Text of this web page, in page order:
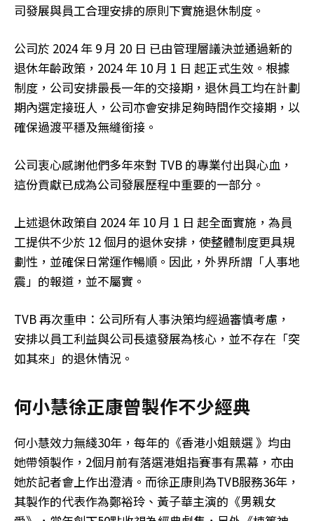
司發展與員工合理安排的原則下實施退休制度。
公司於 2024 年 9 月 20 日 已由管理層議決並通過新的
退休年齡政策，2024 年 10 月 1 日 起正式生效。根據
制度，公司安排最長一年的交接期，退休員工均在計劃
期內選定接班人，公司亦會安排足夠時間作交接期，以
確保過渡平穩及無縫銜接。
公司衷心感謝他們多年來對 TVB 的專業付出與心血，
這份貢獻已成為公司發展歷程中重要的一部分。
上述退休政策自 2024 年 10 月 1 日 起全面實施，為員
工提供不少於 12 個月的退休安排，使整體制度更具規
劃性，並確保日常運作暢順。因此，外界所謂「人事地
震」的報道，並不屬實。
TVB 再次重申：公司所有人事決策均經過審慎考慮，
安排以員工利益與公司長遠發展為核心，並不存在「突
如其來」的退休情況。
何小慧徐正康曾製作不少經典
何小慧效力無綫30年，每年的《香港小姐競選 》均由
她帶領製作，2個月前有落選港姐指賽事有黑幕，亦由
她於記者會上作出澄清。而徐正康則為TVB服務36年，
其製作的代表作為鄭裕玲、黃子華主演的《男親女